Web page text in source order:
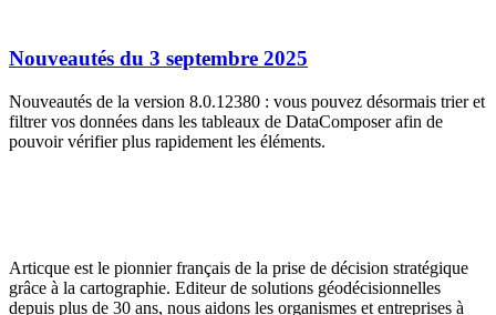
Nouveautés du 3 septembre 2025
Nouveautés de la version 8.0.12380 : vous pouvez désormais trier et
filtrer vos données dans les tableaux de DataComposer afin de
pouvoir vérifier plus rapidement les éléments.
Articque est le pionnier français de la prise de décision stratégique
grâce à la cartographie. Editeur de solutions géodécisionnelles
depuis plus de 30 ans, nous aidons les organismes et entreprises à